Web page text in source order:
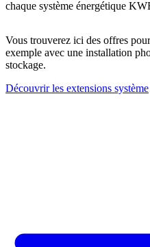
chaque système énergétique
Vous trouverez ici des offres
exemple avec une installation
stockage.
Découvrir les extensions système